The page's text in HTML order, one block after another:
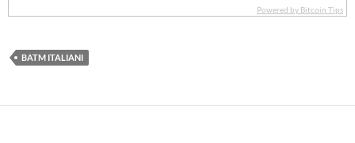
Powered by Bitcoin Tips
BATM ITALIANI